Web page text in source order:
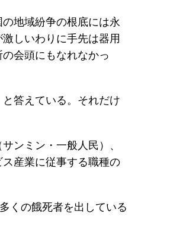
地域紛争の根底には永
しいわりに手先は器用
会頭にもなれなかっ
答えている。それだけ
ンミン・一般人民）、
産業に従事する職種の
くの餓死者を出している